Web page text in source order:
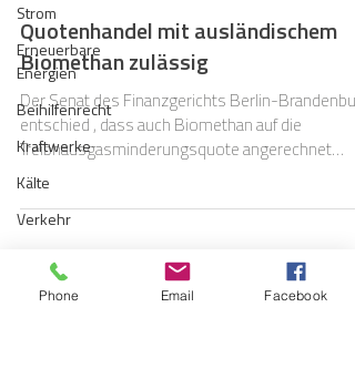
Strom
Erneuerbare
Energien
Beihilfenrecht
Kraftwerke
Kälte
Verkehr
Umweltrecht
Quotenhandel mit ausländischem
Biomethan zulässig
Der Senat des Finanzgerichts Berlin-
entschied , dass auch Biomethan auf die
Treibhausgasminderungsquote angerechnet
werden kann.
7. Juni 2022
Phone Email Facebook